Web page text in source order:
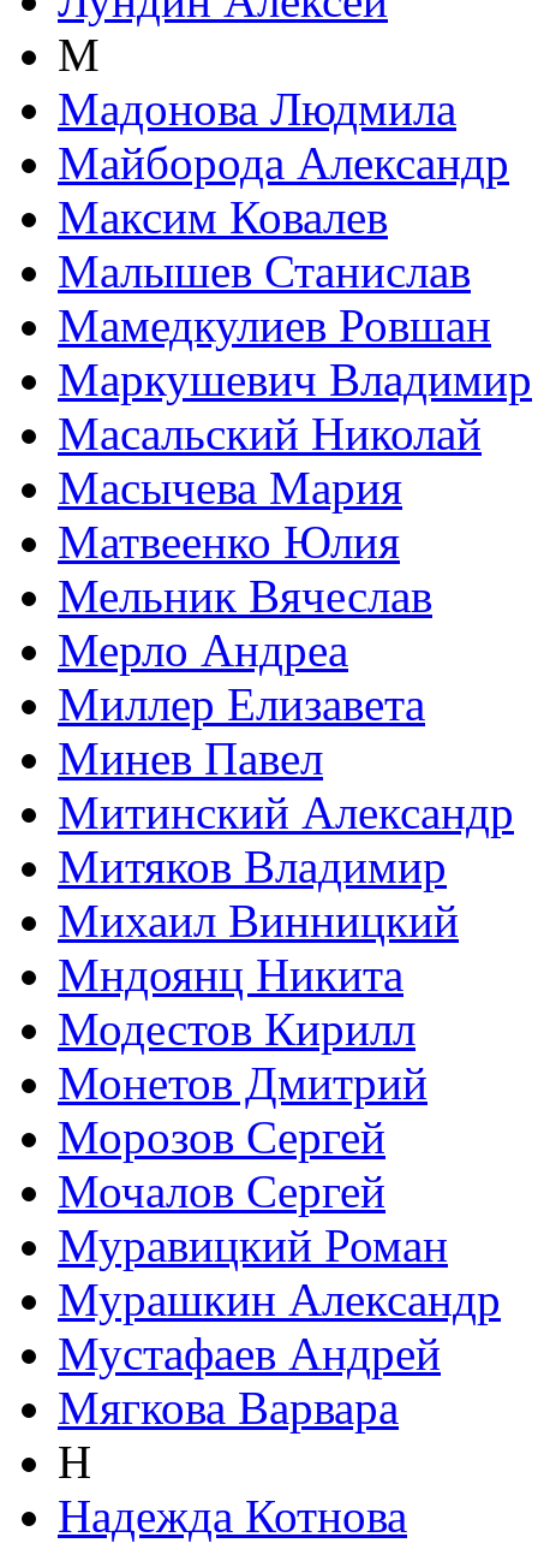
М
Мадонова Людмила
Майборода Александр
Максим Ковалев
Малышев Станислав
Мамедкулиев Ровшан
Маркушевич Владимир
Масальский Николай
Масычева Мария
Матвеенко Юлия
Мельник Вячеслав
Мерло Андреа
Миллер Елизавета
Минев Павел
Митинский Александр
Митяков Владимир
Михаил Винницкий
Мндоянц Никита
Модестов Кирилл
Монетов Дмитрий
Морозов Сергей
Мочалов Сергей
Муравицкий Роман
Мурашкин Александр
Мустафаев Андрей
Мягкова Варвара
Н
Надежда Котнова